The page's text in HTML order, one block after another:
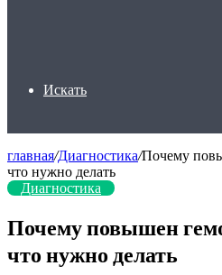
Искать
главная/Диагностика/Почему
что нужно делать
Диагностика
Почему повышен
что нужно делать